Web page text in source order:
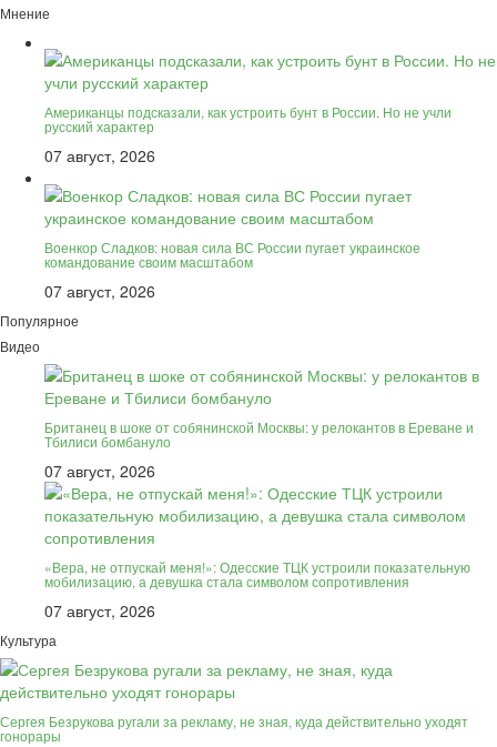
Мнение
Американцы подсказали, как устроить бунт в России. Но не учли
русский характер
07 август, 2026
Военкор Сладков: новая сила ВС России пугает украинское
командование своим масштабом
07 август, 2026
Популярное
Видео
Британец в шоке от собянинской Москвы: у релокантов в Ереване и
Тбилиси бомбануло
07 август, 2026
«Вера, не отпускай меня!»: Одесские ТЦК устроили показательную
мобилизацию, а девушка стала символом сопротивления
07 август, 2026
Культура
Сергея Безрукова ругали за рекламу, не зная, куда действительно уходят
гонорары